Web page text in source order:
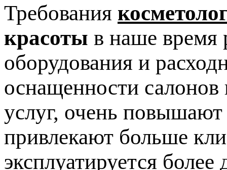
Требования
красоты в наше время
оборудования и
оснащенности салонов
услуг, очень
привлекают больше
эксплуатируется